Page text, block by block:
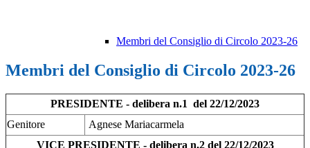
Membri del Consiglio di Circolo 2023-26
Membri del Consiglio di Circolo 2023-26
PRESIDENTE - delibera n.1 del 22/12/2023
Genitore
Agnese Mariacarmela
VICE PRESIDENTE - delibera n.2 del 22/12/2023